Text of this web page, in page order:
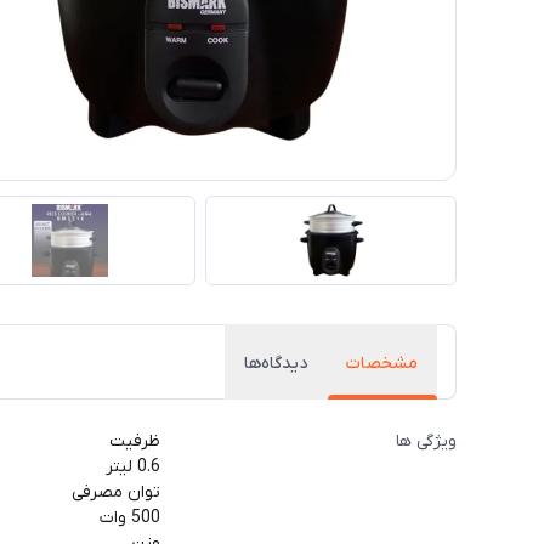
مشخصات دیدگاه‌ها
ویژگی ها
ظرفیت
0.6 لیتر
توان مصرفی
500 وات